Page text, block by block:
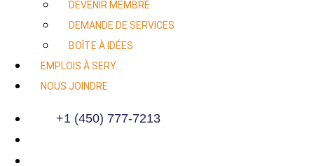
DEVENIR MEMBRE
DEMANDE DE SERVICES
BOÎTE À IDÉES
EMPLOIS À SERY…
NOUS JOINDRE
+1 (450) 777-7213